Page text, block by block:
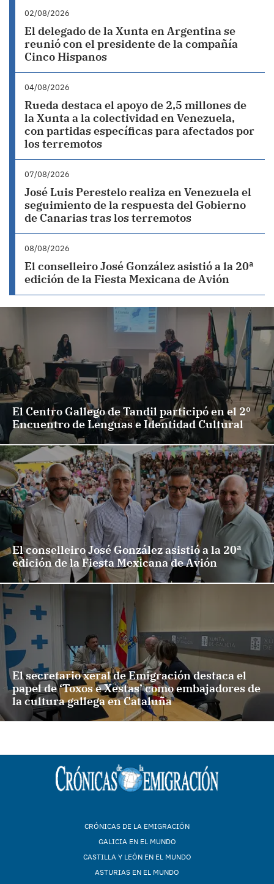
02/08/2026
El delegado de la Xunta en Argentina se
reunió con el presidente de la compañía
Cinco Hispanos
04/08/2026
Rueda destaca el apoyo de 2,5 millones de
la Xunta a la colectividad en Venezuela,
con partidas específicas para afectados por
los terremotos
07/08/2026
José Luis Perestelo realiza en Venezuela el
seguimiento de la respuesta del Gobierno
de Canarias tras los terremotos
08/08/2026
El conselleiro José González asistió a la 20ª
edición de la Fiesta Mexicana de Avión
El Centro Gallego de Tandil participó en el 2º
Encuentro de Lenguas e Identidad Cultural
El conselleiro José González asistió a la 20ª
edición de la Fiesta Mexicana de Avión
El secretario xeral de Emigración destaca el
papel de ‘Toxos e Xestas’ como embajadores de
la cultura gallega en Cataluña
CRÓNICAS DE LA EMIGRACIÓN
GALICIA EN EL MUNDO
CASTILLA Y LEÓN EN EL MUNDO
ASTURIAS EN EL MUNDO